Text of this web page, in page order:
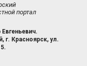
портал
г. Красноярск, ул.